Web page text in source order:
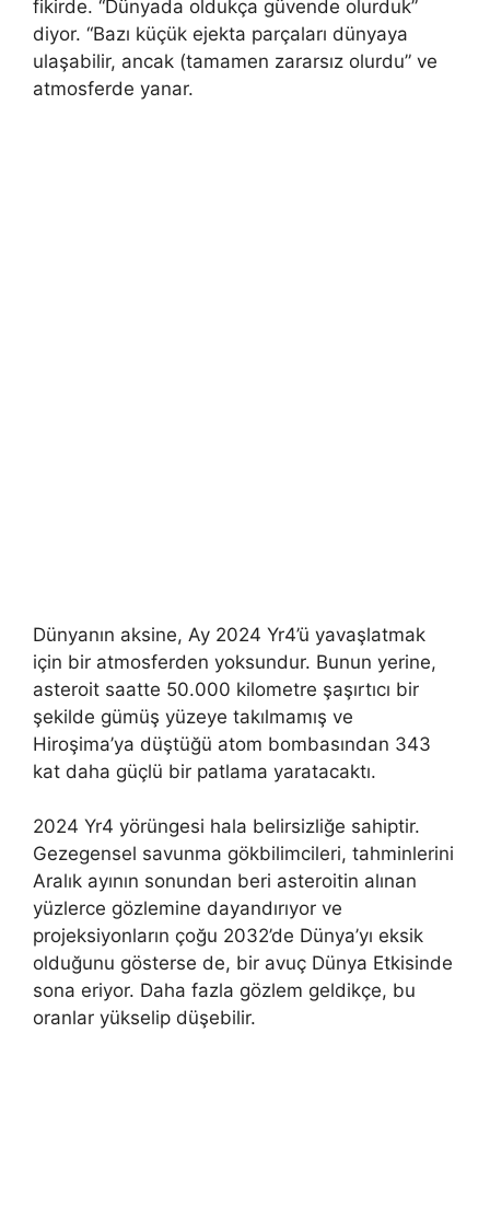
fikirde. “Dünyada oldukça güvende olurduk”
diyor. “Bazı küçük ejekta parçaları dünyaya
ulaşabilir, ancak (tamamen zararsız olurdu” ve
atmosferde yanar.
Dünyanın aksine, Ay 2024 Yr4’ü yavaşlatmak
için bir atmosferden yoksundur. Bunun yerine,
asteroit saatte 50.000 kilometre şaşırtıcı bir
şekilde gümüş yüzeye takılmamış ve
Hiroşima’ya düştüğü atom bombasından 343
kat daha güçlü bir patlama yaratacaktı.
2024 Yr4 yörüngesi hala belirsizliğe sahiptir.
Gezegensel savunma gökbilimcileri, tahminlerini
Aralık ayının sonundan beri asteroitin alınan
yüzlerce gözlemine dayandırıyor ve
projeksiyonların çoğu 2032’de Dünya’yı eksik
olduğunu gösterse de, bir avuç Dünya Etkisinde
sona eriyor. Daha fazla gözlem geldikçe, bu
oranlar yükselip düşebilir.